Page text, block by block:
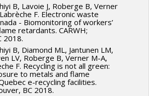
B, Lavoie J, Roberge B, Verner
F. Electronic waste
- Biomonitoring of workers’
retardants. CARWH;
2018.
B, Diamond ML, Jantunen LM,
LV, Roberge B, Verner M-A,
F. Recycling is not all green:
to metals and flame
e-recycling facilities.
BC 2018.